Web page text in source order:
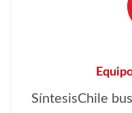
SíntesisChile